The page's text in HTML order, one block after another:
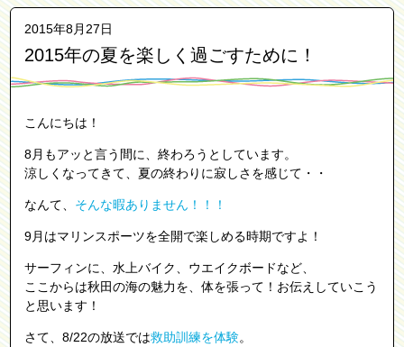
2015年8月27日
2015年の夏を楽しく過ごすために！
こんにちは！
8月もアッと言う間に、終わろうとしています。
涼しくなってきて、夏の終わりに寂しさを感じて・・
なんて、 そんな暇ありません！！！
9月はマリンスポーツを全開で楽しめる時期ですよ！
サーフィンに、水上バイク、ウエイクボードなど、
ここからは秋田の海の魅力を、体を張って！お伝えしていこう
と思います！
さて、8/22の放送では救助訓練を体験。